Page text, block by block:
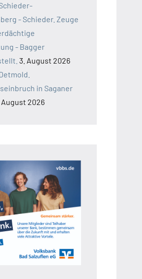
- Schieder. Zeuge
- Bagger
3. August 2026
in Saganer
August 2026